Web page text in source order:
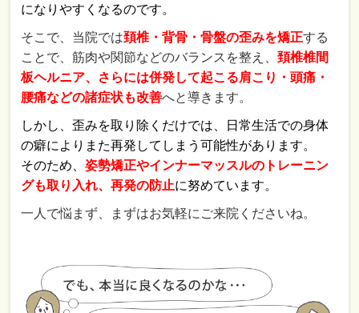
になりやすくなるのです。
そこで、当院では頚椎・背骨・骨盤の歪みを矯正する
ことで、筋肉や関節などのバランスを整え、頚椎椎間
板ヘルニア、さらには併発して起こる肩こり・頭痛・
腰痛などの諸症状も改善へと導きます。
しかし、歪みを取り除くだけでは、日常生活での身体
の癖によりまた再発してしまう可能性があります。
そのため、姿勢矯正やインナーマッスルのトレーニン
グも取り入れ、再発の防止に努めています。
一人で悩まず、まずはお気軽にご来院くださいね。